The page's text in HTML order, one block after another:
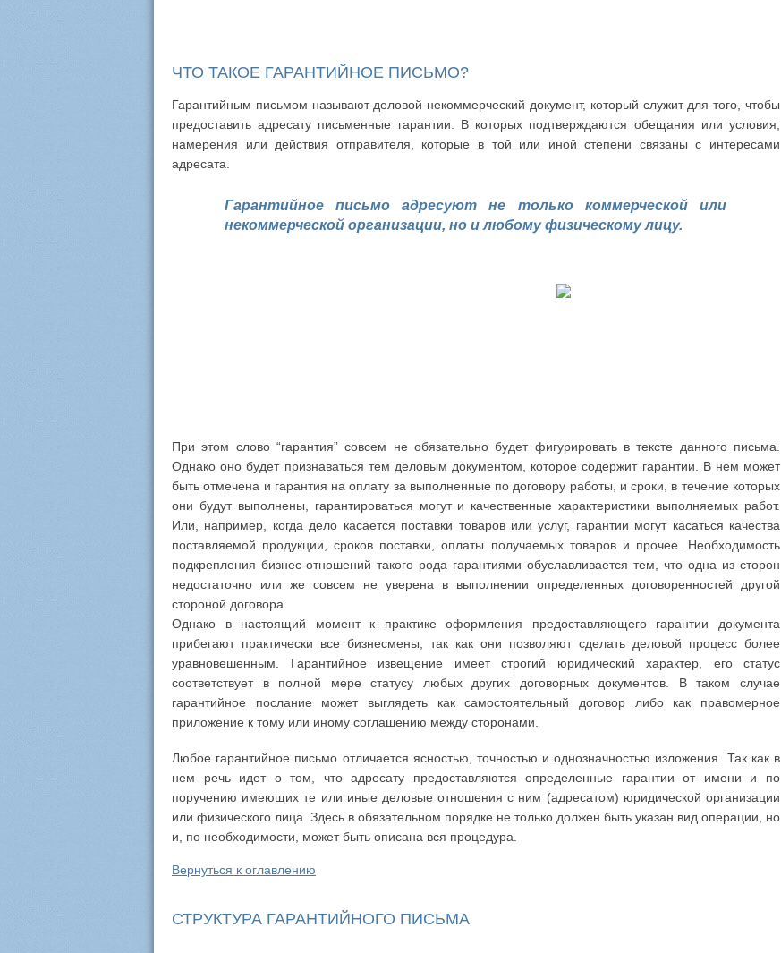
ЧТО ТАКОЕ ГАРАНТИЙНОЕ ПИСЬМО?
Гарантийным письмом называют деловой некоммерческий документ, который служит для того, чтобы
предоставить адресату письменные гарантии. В которых подтверждаются обещания или условия,
намерения или действия отправителя, которые в той или иной степени связаны с интересами
адресата.
Гарантийное письмо адресуют не только коммерческой или
некоммерческой организации, но и любому физическому лицу.
При этом слово “гарантия” совсем не обязательно будет фигурировать в тексте данного письма.
Однако оно будет признаваться тем деловым документом, которое содержит гарантии. В нем может
быть отмечена и гарантия на оплату за выполненные по договору работы, и сроки, в течение которых
они будут выполнены, гарантироваться могут и качественные характеристики выполняемых работ.
Или, например, когда дело касается поставки товаров или услуг, гарантии могут касаться качества
поставляемой продукции, сроков поставки, оплаты получаемых товаров и прочее. Необходимость
подкрепления бизнес-отношений такого рода гарантиями обуславливается тем, что одна из сторон
недостаточно или же совсем не уверена в выполнении определенных договоренностей другой
стороной договора.
Однако в настоящий момент к практике оформления предоставляющего гарантии документа
прибегают практически все бизнесмены, так как они позволяют сделать деловой процесс более
уравновешенным. Гарантийное извещение имеет строгий юридический характер, его статус
соответствует в полной мере статусу любых других договорных документов. В таком случае
гарантийное послание может выглядеть как самостоятельный договор либо как правомерное
приложение к тому или иному соглашению между сторонами.
Любое гарантийное письмо отличается ясностью, точностью и однозначностью изложения. Так как в
нем речь идет о том, что адресату предоставляются определенные гарантии от имени и по
поручению имеющих те или иные деловые отношения с ним (адресатом) юридической организации
или физического лица. Здесь в обязательном порядке не только должен быть указан вид операции, но
и, по необходимости, может быть описана вся процедура.
Вернуться к оглавлению
СТРУКТУРА ГАРАНТИЙНОГО ПИСЬМА